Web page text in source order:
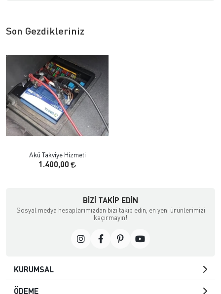
Son Gezdikleriniz
Akü Takviye Hizmeti
1.400,00
BIZI TAKIP EDIN
Sosyal medya hesaplarımızdan bizi takip edin, en yeni ürünlerimizi
kaçırmayın!
KURUMSAL
ÖDEME